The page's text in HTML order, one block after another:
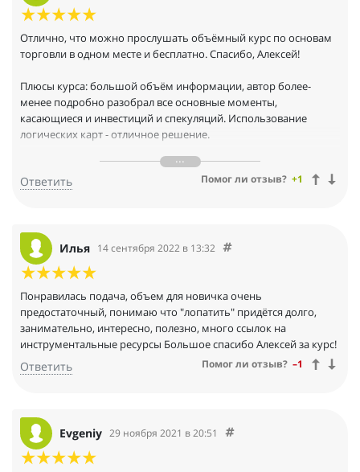
Отлично, что можно прослушать объёмный курс по основам
торговли в одном месте и бесплатно. Спасибо, Алексей!
Плюсы курса: большой объём информации, автор более-
менее подробно разобрал все основные моменты,
касающиеся и инвестиций и спекуляций. Использование
логических карт - отличное решение.
Минусы: общий хронометраж очень большой. Если бы автор
убрал паузы, оговорки, просто "воду" и вообще говорил бы
Особенно это касается последнего раздела, где автор
представляет свой новый курс "Алгоритм биржевой торговли".
Ну, и многочисленные орфографические ошибки тоже не
радуют глаз.
Ответить Помог ли отзыв? +1
Илья 14 сентября 2022 в 13:32
Понравилась подача, объем для новичка очень
предостаточный, понимаю что "лопатить" придётся долго,
занимательно, интересно, полезно, много ссылок на
инструментальные ресурсы Большое спасибо Алексей за курс!
Ответить Помог ли отзыв? –1
Evgeniy 29 ноября 2021 в 20:51